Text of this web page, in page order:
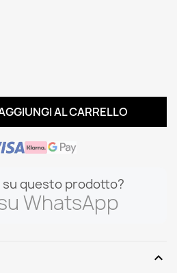
AL CARRELLO
su questo prodotto?
WhatsApp
expand_more